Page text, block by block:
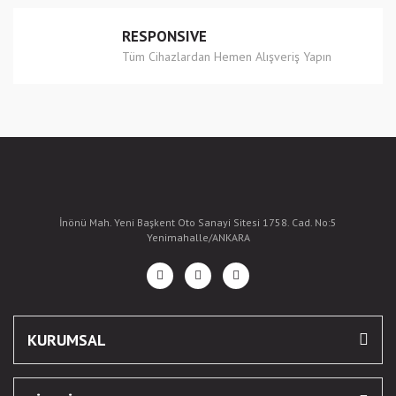
RESPONSIVE
Tüm Cihazlardan Hemen Alışveriş Yapın
İnönü Mah. Yeni Başkent Oto Sanayi Sitesi 1758. Cad. No:5
Yenimahalle/ANKARA
KURUMSAL